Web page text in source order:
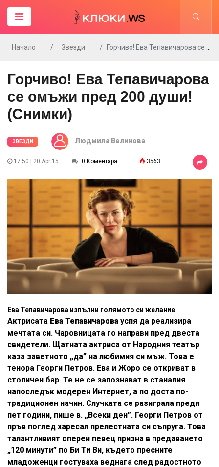
Начало Звезди Горчиво! Ева Тепавичарова се омъжи пред 200 души!(Снимки)
Горчиво! Ева Тепавичарова
се омъжи пред 200 души!
(Снимки)
ЗВЕЗДИ Людмила Велинова
17:50 | 20 Apr 15 0 Коментара 3563
Ева Тепавичарова изпълни голямото си желание
Актрисата Ева Тепавичарова успя да реализира
мечтата си. Чаровницата го направи пред двеста
свидетели. Щатната актриса от Народния театър
каза заветното „да” на любимия си мъж. Това е
тенора Георги Петров. Ева и Жоро се откриват в
столичен бар. Те не се запознават в станалия
напоследък модерен Интернет, а по доста по-
традиционен начин. Случката се разиграла преди
пет години, пише в. „Всеки ден”. Георги Петров от
пръв поглед харесал прелестната си съпруга. Това
талантливият оперен певец призна в предаването
„120 минути” по Би Ти Ви, където пресните
младоженци гостуваха веднага след радостното